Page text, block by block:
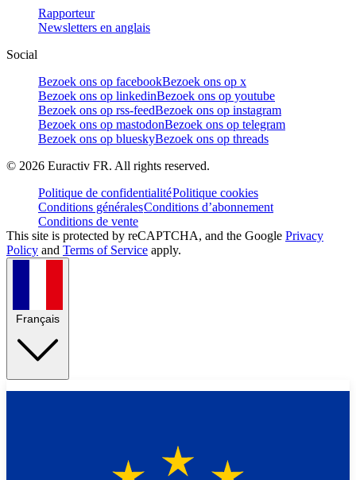
Rapporteur
Newsletters en anglais
Social
Bezoek ons op facebookBezoek ons op x
Bezoek ons op linkedinBezoek ons op youtube
Bezoek ons op rss-feedBezoek ons op instagram
Bezoek ons op mastodonBezoek ons op telegram
Bezoek ons op blueskyBezoek ons op threads
© 2026 Euractiv FR. All rights reserved.
Politique de confidentialitéPolitique cookies
Conditions généralesConditions d’abonnement
Conditions de vente
This site is protected by reCAPTCHA, and the Google Privacy
Policy and Terms of Service apply.
Français